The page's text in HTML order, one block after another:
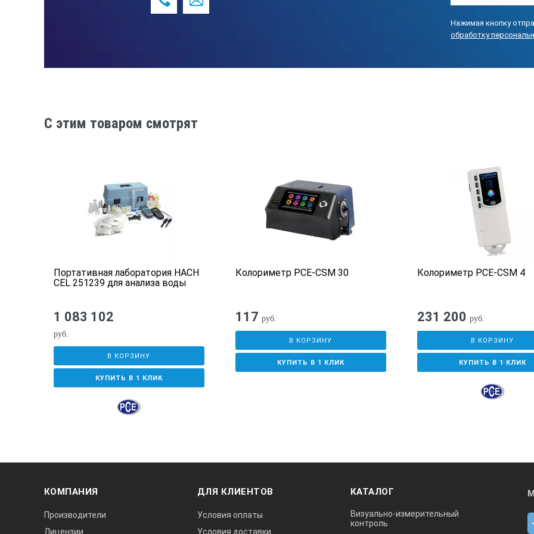
Стабильность Спектральное отражение: стандартное отклонение в
Колориметрические значения: стандартное отклонение в
Погрешность инструмента В пределах ΔE * от 0,2
Спектральное значение, спектральный график,
Память
Интерфейс
Источник питания литий-ионная аккумуляторная батарея
3,7 В при 3200 мАч
Срок службы лампы 5 лет, более 1,6 миллиона измерений
Нажимая кнопку
обработку
C этим товаром смотрят
Портативная лаборатория HACH
CEL 251239 для анализа воды
1 083 102
руб.
В КОРЗИНУ
КУПИТЬ В 1 КЛИК
Колориметр PCE-CSM 30
117 руб.
В КОРЗИНУ
КУПИТЬ В 1 КЛИК
Колориметр PCE-CSM 4
231 200 руб.
В КОРЗИНУ
КУПИТЬ В 1 КЛИК
КОМПАНИЯ
Производители
Лицензии
ДЛЯ КЛИЕНТОВ
Условия оплаты
Условия доставки
КАТАЛОГ
Визуально-измерительный
контроль